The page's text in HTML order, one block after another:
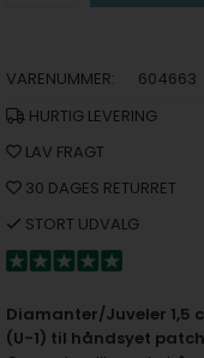
VARENUMMER:
604663
HURTIG LEVERING
LAV FRAGT
30 DAGES RETURRET
STORT UDVALG
Diamanter/Juveler 1,5
(U-1) til håndsyet